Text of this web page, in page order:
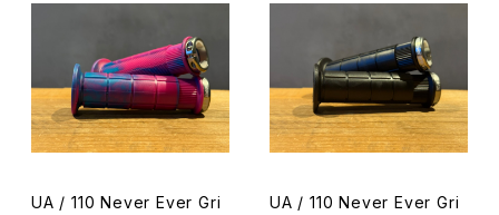
UA / 110 Never Ever Gri
UA / 110 Never Ever Gri